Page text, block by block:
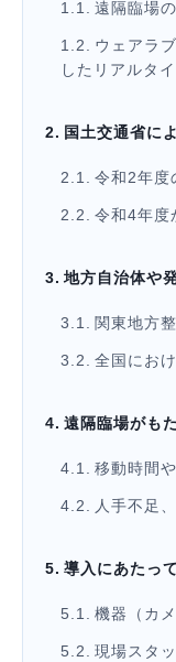
遠隔臨場
ウェアラ
したリアルタ
国土交通省に
令和2年度
令和4年度
地方自治体や
関東地方
全国にお
遠隔臨場がも
移動時間
人手不足
導入にあたっ
機器（カ
現場スタ